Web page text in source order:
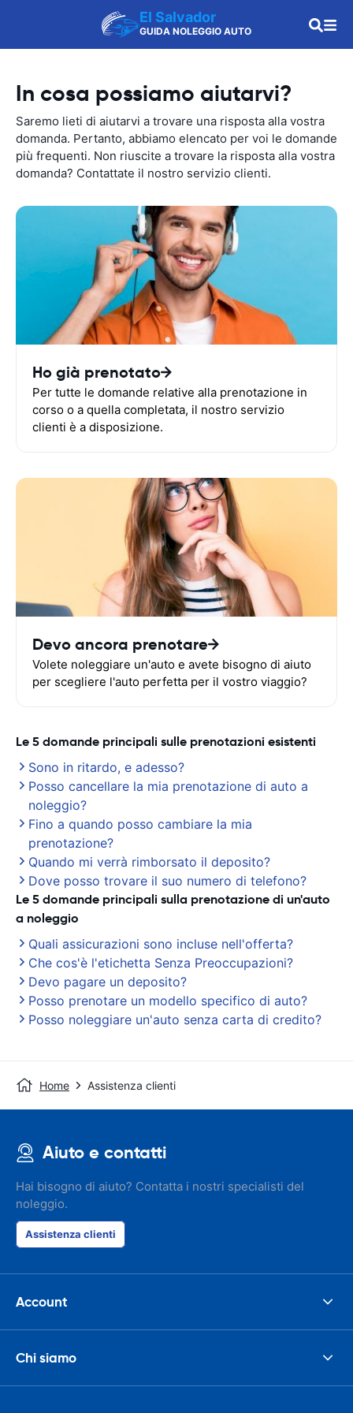
El Salvador
GUIDA NOLEGGIO AUTO
In cosa possiamo aiutarvi?
Saremo lieti di aiutarvi a trovare una risposta alla vostra
domanda. Pertanto, abbiamo elencato per voi le domande
più frequenti. Non riuscite a trovare la risposta alla vostra
domanda? Contattate il nostro servizio clienti.
Ho già prenotato
Per tutte le domande relative alla prenotazione in
corso o a quella completata, il nostro servizio
clienti è a disposizione.
Devo ancora prenotare
Volete noleggiare un'auto e avete bisogno di aiuto
per scegliere l'auto perfetta per il vostro viaggio?
Le 5 domande principali sulle prenotazioni esistenti
Sono in ritardo, e adesso?
Posso cancellare la mia prenotazione di auto a
noleggio?
Fino a quando posso cambiare la mia
prenotazione?
Quando mi verrà rimborsato il deposito?
Dove posso trovare il suo numero di telefono?
Le 5 domande principali sulla prenotazione di un'auto
a noleggio
Quali assicurazioni sono incluse nell'offerta?
Che cos'è l'etichetta Senza Preoccupazioni?
Devo pagare un deposito?
Posso prenotare un modello specifico di auto?
Posso noleggiare un'auto senza carta di credito?
Home Assistenza clienti
Aiuto e contatti
Hai bisogno di aiuto? Contatta i nostri specialisti del
noleggio.
Assistenza clienti
Account
Chi siamo